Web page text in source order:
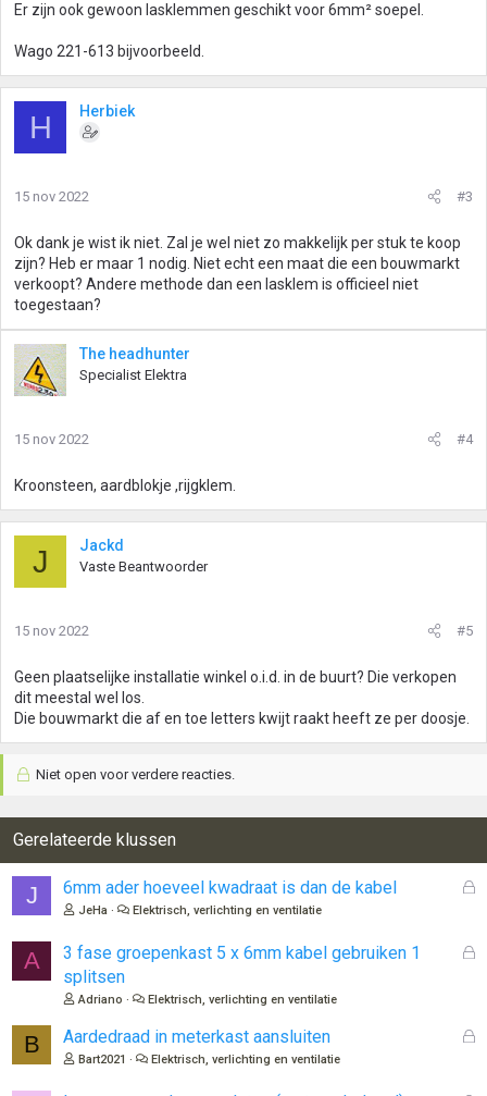
Er zijn ook gewoon lasklemmen geschikt voor 6mm² soepel.
Wago 221-613 bijvoorbeeld.
H Herbiek
15 nov 2022 #3
Ok dank je wist ik niet. Zal je wel niet zo makkelijk per stuk te koop
zijn? Heb er maar 1 nodig. Niet echt een maat die een bouwmarkt
verkoopt? Andere methode dan een lasklem is officieel niet
toegestaan?
The headhunter
Specialist Elektra
15 nov 2022 #4
Kroonsteen, aardblokje ,rijgklem.
J Jackd
Vaste Beantwoorder
15 nov 2022 #5
Geen plaatselijke installatie winkel o.i.d. in de buurt? Die verkopen
dit meestal wel los.
Die bouwmarkt die af en toe letters kwijt raakt heeft ze per doosje.
Niet open voor verdere reacties.
Gerelateerde klussen
J
G
6mm ader hoeveel kwadraat is dan de kabel
JeHa Elektrisch, verlichting en ventilatie
A
G
o
3 fase groepenkast 5 x 6mm kabel gebruiken 1
splitsen
Adriano Elektrisch, verlichting en ventilatie
B
G
Aardedraad in meterkast aansluiten
Bart2021 Elektrisch, verlichting en ventilatie